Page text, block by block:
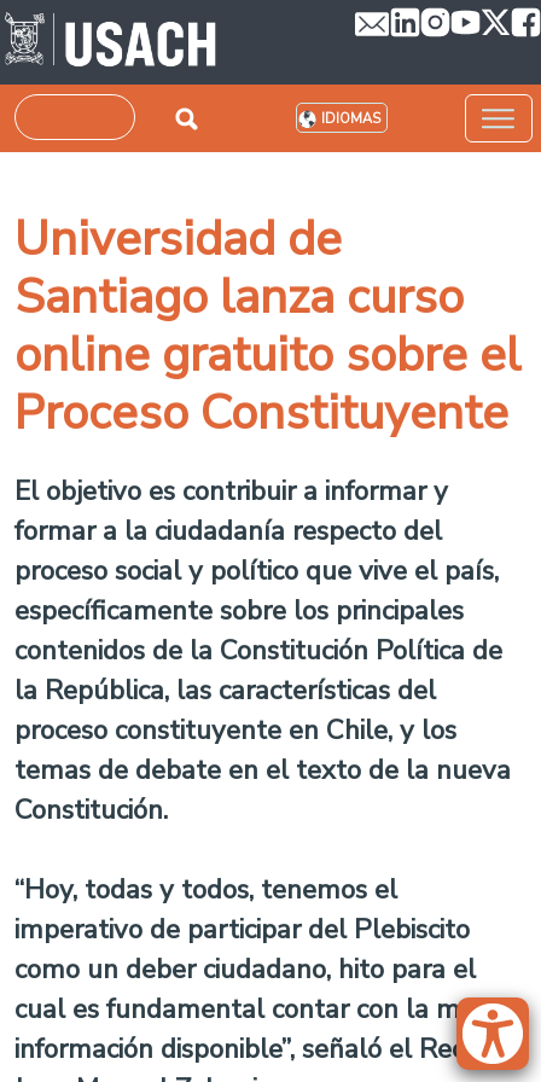
Pasar al contenido principal
Buscar IDIOMAS
Universidad de
Santiago lanza curso
online gratuito sobre el
Proceso Constituyente
El objetivo es contribuir a informar y
formar a la ciudadanía respecto del
proceso social y político que vive el país,
específicamente sobre los principales
contenidos de la Constitución Política de
la República, las características del
proceso constituyente en Chile, y los
temas de debate en el texto de la nueva
Constitución.
“Hoy, todas y todos, tenemos el
imperativo de participar del Plebiscito
como un deber ciudadano, hito para el
cual es fundamental contar con la mayor
información disponible”, señaló el Rector